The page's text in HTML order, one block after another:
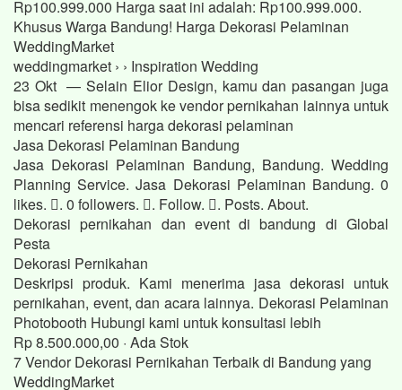
Rp100.999.000 Harga saat ini adalah: Rp100.999.000.
Khusus Warga Bandung! Harga Dekorasi Pelaminan
WeddingMarket
weddingmarket › › Inspiration Wedding
23 Okt — Selain Elior Design, kamu dan pasangan juga
bisa sedikit menengok ke vendor pernikahan lainnya untuk
mencari referensi harga dekorasi pelaminan
Jasa Dekorasi Pelaminan Bandung
Jasa Dekorasi Pelaminan Bandung, Bandung. Wedding
Planning Service. Jasa Dekorasi Pelaminan Bandung. 0
likes. 󱞋. 0 followers. 󱙶. Follow. 󰟝. Posts. About.
Dekorasi pernikahan dan event di bandung di Global
Pesta
Dekorasi Pernikahan
Deskripsi produk. Kami menerima jasa dekorasi untuk
pernikahan, event, dan acara lainnya. Dekorasi Pelaminan
Photobooth Hubungi kami untuk konsultasi lebih
Rp 8.500.000,00 · ‎Ada Stok
7 Vendor Dekorasi Pernikahan Terbaik di Bandung yang
WeddingMarket